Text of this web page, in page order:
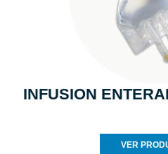
INFUSION
VER